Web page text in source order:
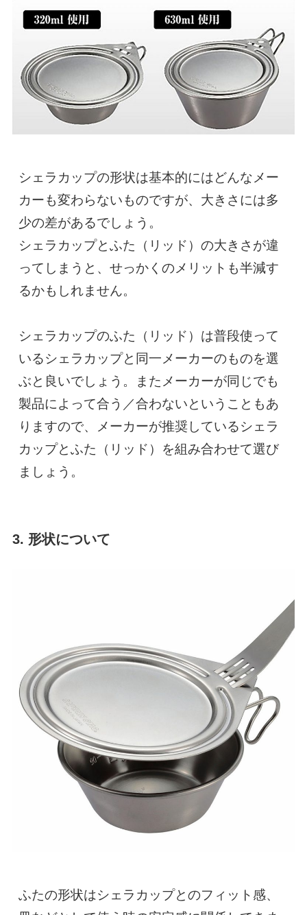
シェラカップの形状は基本的にはどんなメー
カーも変わらないものですが、大きさには多
少の差があるでしょう。
シェラカップとふた（リッド）の大きさが違
ってしまうと、せっかくのメリットも半減す
るかもしれません。
シェラカップのふた（リッド）は普段使って
いるシェラカップと同一メーカーのものを選
ぶと良いでしょう。またメーカーが同じでも
製品によって合う／合わないということもあ
りますので、メーカーが推奨しているシェラ
カップとふた（リッド）を組み合わせて選び
ましょう。
3. 形状について
ふたの形状はシェラカップとのフィット感、